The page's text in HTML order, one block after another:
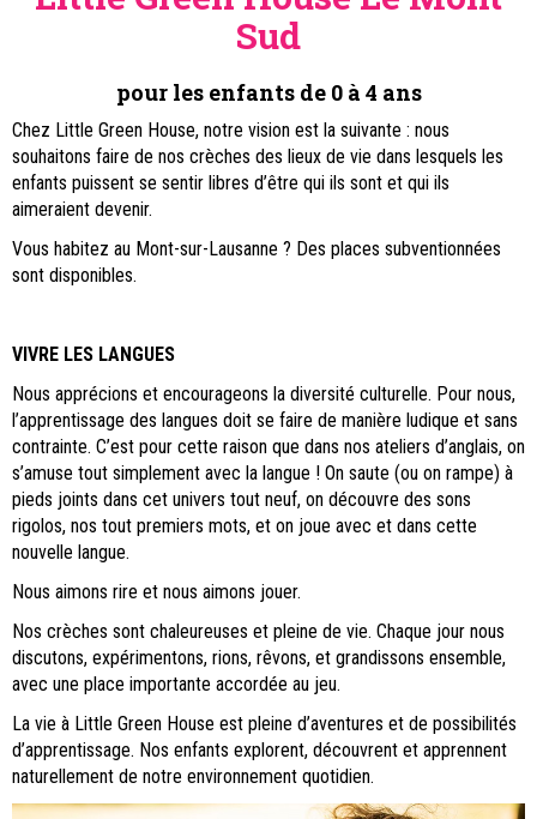
Sud
pour les enfants de 0 à 4 ans
Chez Little Green House, notre vision est la suivante : nous
souhaitons faire de nos crèches des lieux de vie dans lesquels les
enfants puissent se sentir libres d’être qui ils sont et qui ils
aimeraient devenir.
Vous habitez au Mont-sur-Lausanne ? Des places subventionnées
sont disponibles.
VIVRE LES LANGUES
Nous apprécions et encourageons la diversité culturelle. Pour nous,
l’apprentissage des langues doit se faire de manière ludique et sans
contrainte. C’est pour cette raison que dans nos ateliers d’anglais, on
s’amuse tout simplement avec la langue ! On saute (ou on rampe) à
pieds joints dans cet univers tout neuf, on découvre des sons
rigolos, nos tout premiers mots, et on joue avec et dans cette
nouvelle langue.
Nous aimons rire et nous aimons jouer.
Nos crèches sont chaleureuses et pleine de vie. Chaque jour nous
discutons, expérimentons, rions, rêvons, et grandissons ensemble,
avec une place importante accordée au jeu.
La vie à Little Green House est pleine d’aventures et de possibilités
d’apprentissage. Nos enfants explorent, découvrent et apprennent
naturellement de notre environnement quotidien.